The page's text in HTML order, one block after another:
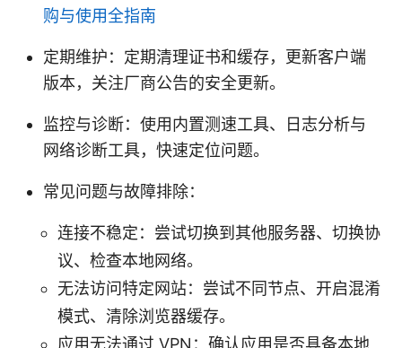
购与使用全指南
定期维护：定期清理证书和缓存，更新客户端
版本，关注厂商公告的安全更新。
监控与诊断：使用内置测速工具、日志分析与
网络诊断工具，快速定位问题。
常见问题与故障排除：
连接不稳定：尝试切换到其他服务器、切换协
议、检查本地网络。
无法访问特定网站：尝试不同节点、开启混淆
模式、清除浏览器缓存。
应用无法通过 VPN：确认应用是否具备本地